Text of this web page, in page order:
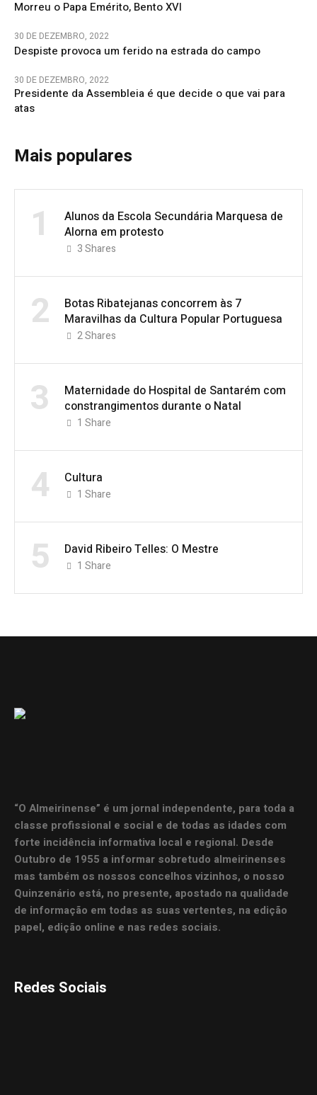
Morreu o Papa Emérito, Bento XVI
30 DE DEZEMBRO, 2022
Despiste provoca um ferido na estrada do campo
30 DE DEZEMBRO, 2022
Presidente da Assembleia é que decide o que vai para
atas
Mais populares
1
Alunos da Escola Secundária Marquesa de
Alorna em protesto
3Shares
2
Botas Ribatejanas concorrem às 7
Maravilhas da Cultura Popular Portuguesa
2Shares
3
Maternidade do Hospital de Santarém com
constrangimentos durante o Natal
1 Share
4 Cultura
1 Share
5 David Ribeiro Telles: O Mestre
1 Share
“O Almeirinense” é um jornal independente, para toda a
classe profissional e social e de todas as idades com
forte incidência informativa local e regional. Desde
Outubro de 1955 a informar sobretudo almeirinenses
mas também os nossos concelhos vizinhos, o nosso
Quinzenário está, no presente, apostado na qualidade
de informação em todas as suas vertentes, na edição
papel, edição online e nas redes sociais.
Redes Sociais